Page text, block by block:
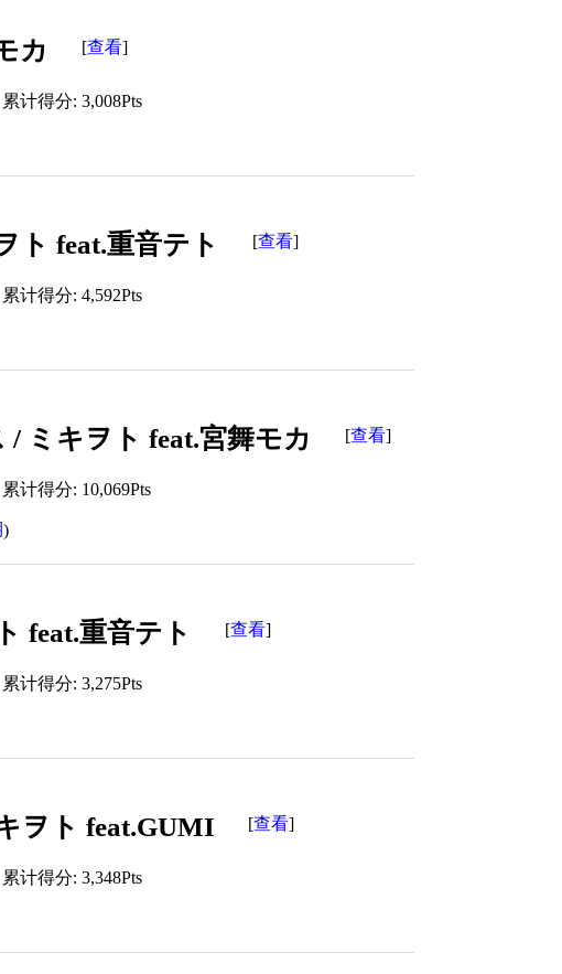
カ [查看]
累计得分: 3,008Pts
ト feat.重音テト [查看]
累计得分: 4,592Pts
ミキヲト feat.宮舞モカ [查看]
累计得分: 10,069Pts
)
feat.重音テト [查看]
累计得分: 3,275Pts
ヲト feat.GUMI [查看]
累计得分: 3,348Pts